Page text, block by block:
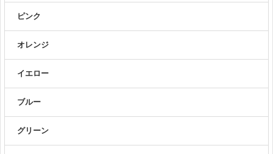
ピンク
オレンジ
イエロー
ブルー
グリーン